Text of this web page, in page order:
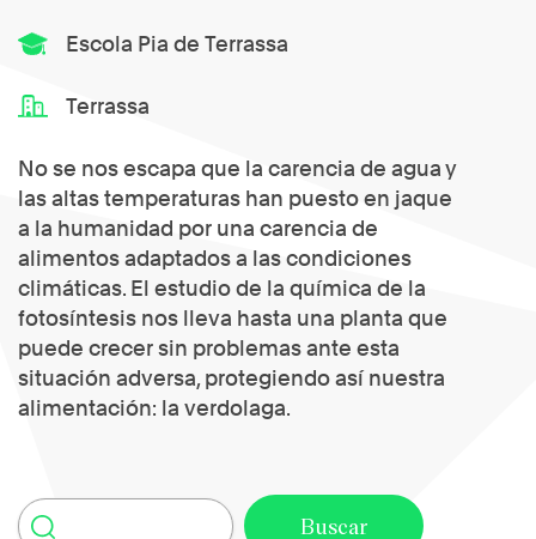
Escola Pia de Terrassa
Terrassa
No se nos escapa que la carencia de agua y
las altas temperaturas han puesto en jaque
a la humanidad por una carencia de
alimentos adaptados a las condiciones
climáticas. El estudio de la química de la
fotosíntesis nos lleva hasta una planta que
puede crecer sin problemas ante esta
situación adversa, protegiendo así nuestra
alimentación: la verdolaga.